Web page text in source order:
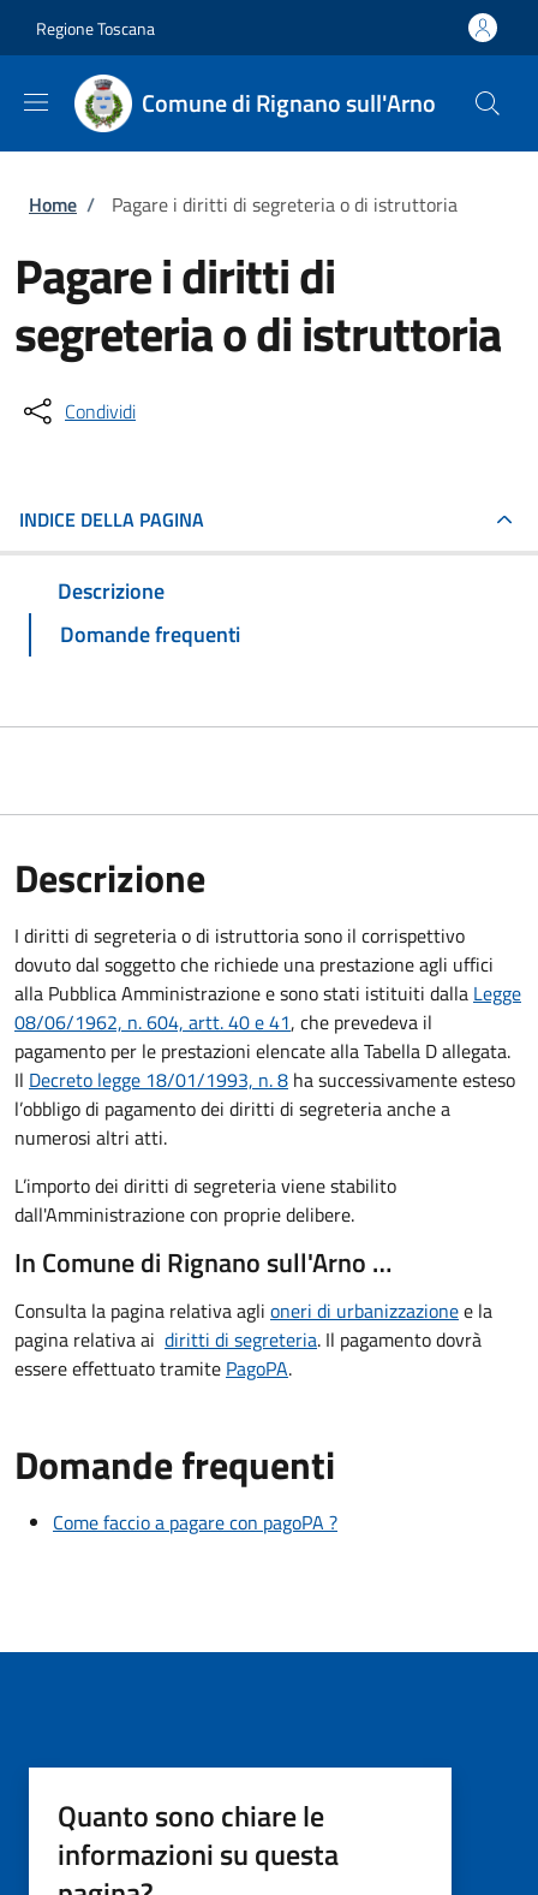
Regione Toscana
Comune di Rignano sull'Arno
Briciole di pane
Home / Pagare i diritti di segreteria o di istruttoria
Pagare i diritti di
segreteria o di istruttoria
Condividi
INDICE DELLA PAGINA
Descrizione
Domande frequenti
Descrizione
I diritti di segreteria o di istruttoria sono il corrispettivo
dovuto dal soggetto che richiede una prestazione agli uffici
alla Pubblica Amministrazione e sono stati istituiti dalla Legge
08/06/1962, n. 604, artt. 40 e 41, che prevedeva il
pagamento per le prestazioni elencate alla Tabella D allegata.
Il Decreto legge 18/01/1993, n. 8 ha successivamente esteso
l’obbligo di pagamento dei diritti di segreteria anche a
numerosi altri atti.
L’importo dei diritti di segreteria viene stabilito
dall'Amministrazione con proprie delibere.
In Comune di Rignano sull'Arno …
Consulta la pagina relativa agli oneri di urbanizzazionee la
pagina relativa ai diritti di segreteria. Il pagamento dovrà
essere effettuato tramite PagoPA.
Domande frequenti
Come faccio a pagare con pagoPA ?
Quanto sono chiare le
informazioni su questa